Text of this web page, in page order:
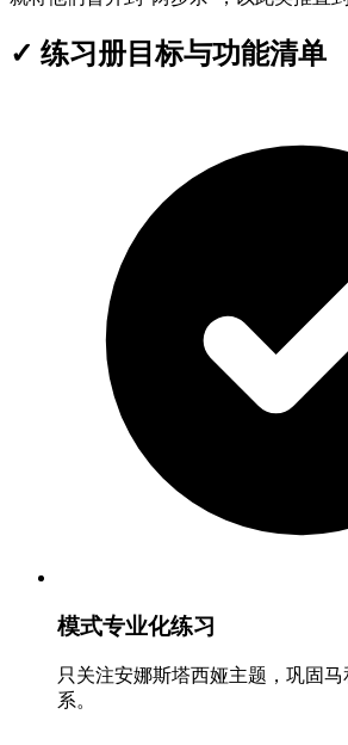
✓ 练习册目标与功能清单
模式专业化练习
只关注安娜斯塔西娅主题，巩固
系。